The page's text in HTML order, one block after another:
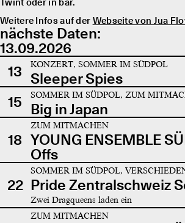
Twint oder in bar.
Weitere Infos auf der Webseite von Jua
nächste Daten:
13.09.2026
13
KONZERT, SOMMER IM SÜDPOL
Sleeper Spies
15
SOMMER IM SÜDPOL, ZUM
Big in Japan
18
ZUM MITMACHEN
YOUNG ENSEMBLE
Offs
22
SOMMER IM SÜDPOL,
Pride Zentralschweiz
Zwei Dragqueens laden ein
ZUM MITMACHEN